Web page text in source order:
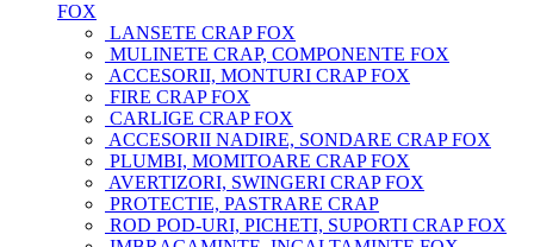
FOX
LANSETE CRAP FOX
MULINETE CRAP, COMPONENTE FOX
ACCESORII, MONTURI CRAP FOX
FIRE CRAP FOX
CARLIGE CRAP FOX
ACCESORII NADIRE, SONDARE CRAP FOX
PLUMBI, MOMITOARE CRAP FOX
AVERTIZORI, SWINGERI CRAP FOX
PROTECTIE, PASTRARE CRAP
ROD POD-URI, PICHETI, SUPORTI CRAP FOX